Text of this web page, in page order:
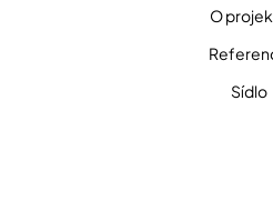
O
Sídlo